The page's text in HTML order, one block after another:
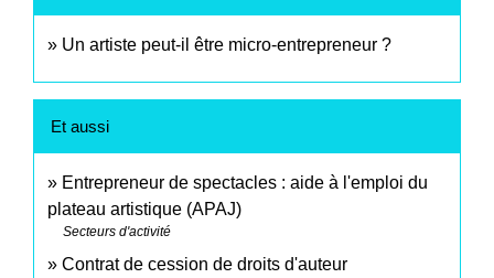
Un artiste peut-il être micro-entrepreneur ?
Et aussi
Entrepreneur de spectacles : aide à l'emploi du
plateau artistique (APAJ)
Secteurs d'activité
Contrat de cession de droits d'auteur